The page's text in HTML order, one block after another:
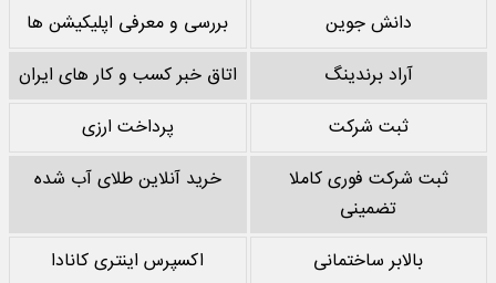
دانش جوین
بررسی و معرفی اپلیکیشن ها
آراد برندینگ
اتاق خبر کسب و کار های ایران
ثبت شرکت
پرداخت ارزی
ثبت شرکت فوری کاملا
تضمینی
خرید آنلاین طلای آب شده
بالابر ساختمانی
اکسپرس اینتری کانادا